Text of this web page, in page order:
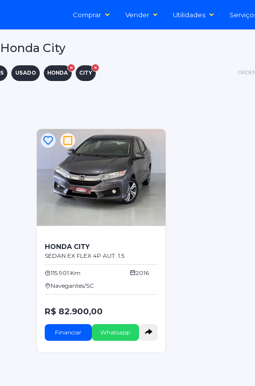
Comprar Vender Utilidades
City
USADO HONDA CITY
HONDA CITY
SEDAN EX FLEX 4P AUT. 1.5
115.901 Km
2016
Navegantes/SC
R$ 82.900,00
Financiar Whatsapp